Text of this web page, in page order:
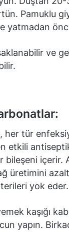
Pamuklu
yatmadan
ve
her tür
etkili
bileşeni içerir.
üretimini
yok eder.
kaşığı
yapın.